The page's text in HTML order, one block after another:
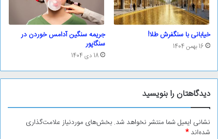
خیابانی با سنگفرش طلا!
16 بهمن 1404
جریمه سنگین آدامس خوردن در
سنگاپور
18 دی 1404
دیدگاهتان را بنویسید
نشانی ایمیل شما منتشر نخواهد شد. بخش‌های موردنیاز علامت‌گذاری
شده‌اند*